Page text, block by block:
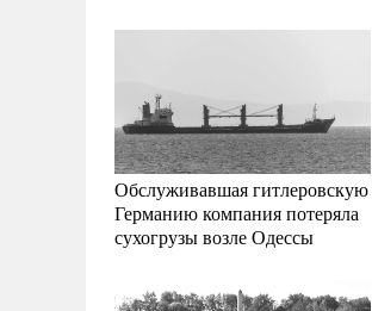
Обслуживавшая гитлеровскую
Германию компания потеряла
сухогрузы возле Одессы